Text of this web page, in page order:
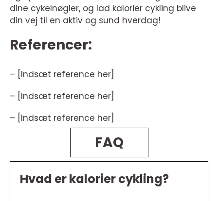
dine cykelnøgler, og lad kalorier cykling blive
din vej til en aktiv og sund hverdag!
Referencer:
– [Indsæt reference her]
– [Indsæt reference her]
– [Indsæt reference her]
FAQ
Hvad er kalorier cykling?